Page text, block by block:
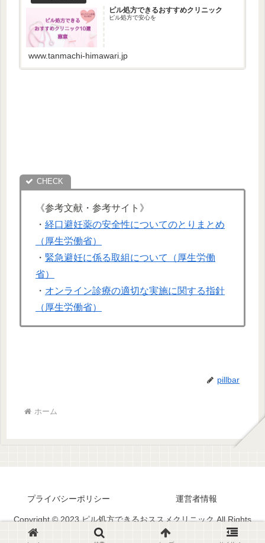
ピル処方できるおすすめクリニック
ピル処方で安心を
www.tanmachi-himawari.jp
《参考文献・参考サイト》
・ 経口避妊薬の安全性についてのとりまとめ
（厚生労働省）
・ 緊急避妊に係る取組について（厚生労働
省）
・ オンライン診療の適切な実施に関する指針
（厚生労働省）
pillbar
ホーム
プライバシーポリシー 運営者情報
Copyright © 2023 ピル処方できるおススメクリニック All Rights